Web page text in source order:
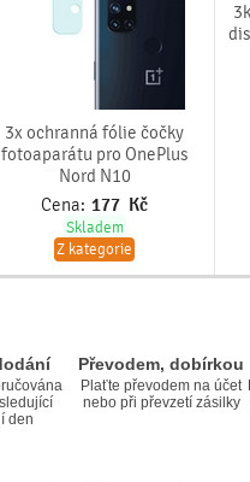
3x ochranná fólie čočky
fotoaparátu pro OnePlus
Nord N10
Cena: 177 Kč
Skladem
Z kategorie
den
Převodem, dobírkou
Plaťte převodem na účet
nebo při převzetí zásilky